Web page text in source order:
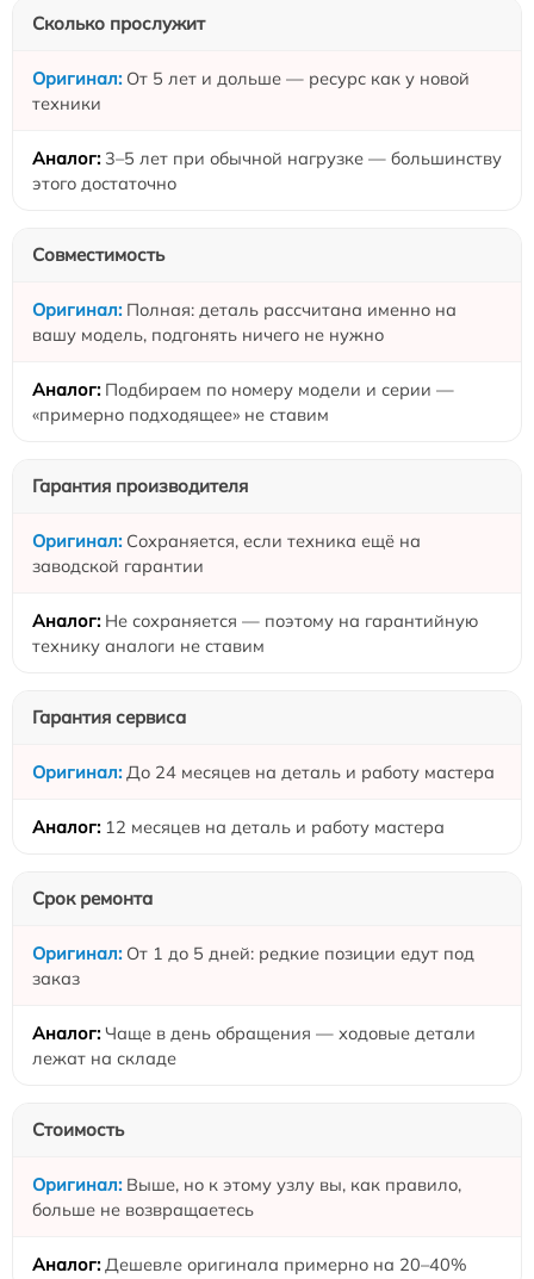
Сколько прослужит
От 5 лет и дольше — ресурс как у новой
техники
3–5 лет при обычной нагрузке — большинству
этого достаточно
Совместимость
Полная: деталь рассчитана именно на
вашу модель, подгонять ничего не нужно
Подбираем по номеру модели и серии —
«примерно подходящее» не ставим
Гарантия производителя
Сохраняется, если техника ещё на
заводской гарантии
Не сохраняется — поэтому на гарантийную
технику аналоги не ставим
Гарантия сервиса
До 24 месяцев на деталь и работу мастера
12 месяцев на деталь и работу мастера
Срок ремонта
От 1 до 5 дней: редкие позиции едут под
заказ
Чаще в день обращения — ходовые детали
лежат на складе
Стоимость
Выше, но к этому узлу вы, как правило,
больше не возвращаетесь
Дешевле оригинала примерно на 20–40%